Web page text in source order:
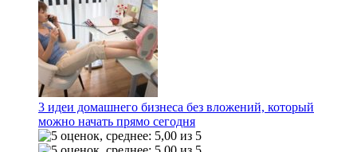
3 идеи домашнего бизнеса без вложений, который
можно начать прямо сегодня